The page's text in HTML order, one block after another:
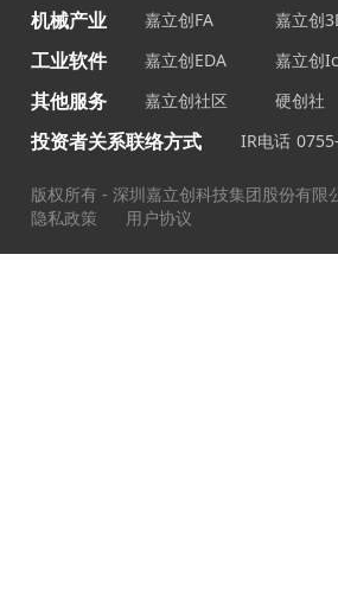
机械产业 嘉立创FA 嘉立创
工业软件 嘉立创EDA 嘉立创
其他服务 嘉立创社区 硬创社
投资者关系联络方式 IR电话
版权所有 - 深圳嘉立创科技集团股份有限
隐私政策
用户协议